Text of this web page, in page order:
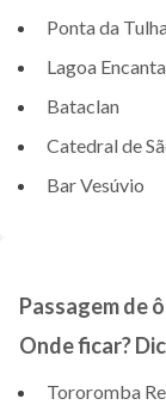
Ponta da
Lagoa
Bataclan
Catedral de
Bar Vesúvio
Passagem de
Onde ficar?
Tororomba